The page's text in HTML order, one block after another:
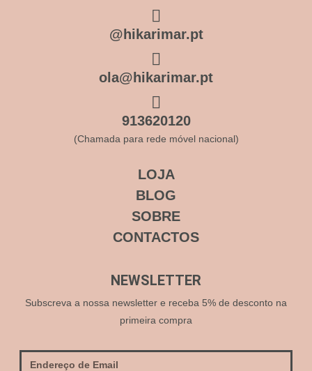
@hikarimar.pt
ola@hikarimar.pt
913620120
(Chamada para rede móvel nacional)
LOJA
BLOG
SOBRE
CONTACTOS
NEWSLETTER
Subscreva a nossa newsletter e receba 5% de desconto na
primeira compra